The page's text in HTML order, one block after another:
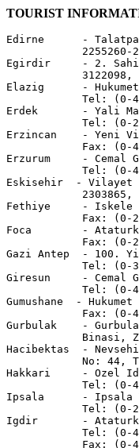
TOURIST
Edirne      -
2255260-
Egirdir     - 2.
3122098,
Elazig      -
Tel: (0-
Erdek       - Yali
Tel: (0-
Erzincan    - Yeni
Fax: (0-
Erzurum     - Cemal
Tel: (0-
Eskisehir  - Vilayet
2303865,
Fethiye     - Iskele
Fax: (0-
Foca        - Ataturk
Fax: (0-
Gazi Antep  - 100.
Tel: (0-
Giresun     - Cemal
Tel: (0-
Gumushane  -
Fax: (0-
Gurbulak    -
Binasi,
Hacibektas  -
No: 44,
Hakkari     - Ozel
Tel: (0-
Ipsala      - Ipsala
Tel: (0-
Igdir       - Ataturk
Tel: (0-
Fax: (0-